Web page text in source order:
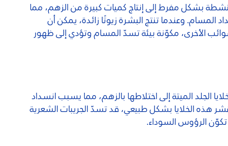
بشكل مفرط إلى إنتاج كميات كبيرة من الزهم، مما
المسام. وعندما تنتج البشرة زيوتًا زائدة، يمكن أن
الأخرى، مكوّنة بيئة تسدّ المسام وتؤدي إلى ظهور
الجلد الميتة إلى اختلاطها بالزهم، مما يسبب انسداد
هذه الخلايا بشكل طبيعي، قد تسدّ الجريبات الشعرية
الرؤوس السوداء.